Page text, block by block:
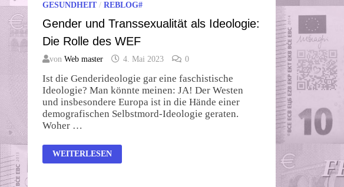
GESUNDHEIT/ REBLOG#
Gender und Transsexualität als Ideologie:
Die Rolle des WEF
von Web master 4. Mai 2023 0
Ist die Genderideologie gar eine faschistische
Ideologie? Man könnte meinen: JA! Der Westen
und insbesondere Europa ist in die Hände einer
demografischen Selbstmord-Ideologie geraten.
Woher …
GENDER
UND
WEITERLESEN